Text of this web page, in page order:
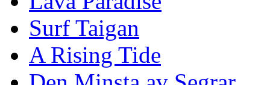
Surf Taigan
A Rising Tide